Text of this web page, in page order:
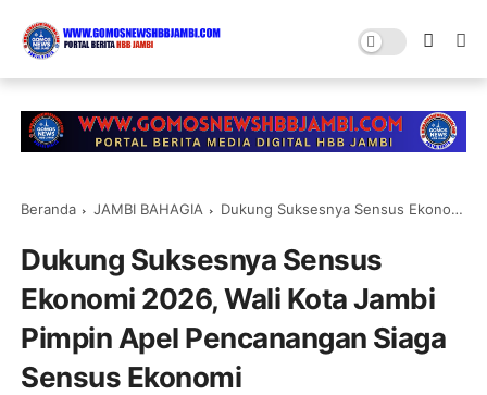
Beranda JAMBI BAHAGIA Dukung Suksesnya Sensus Ekonomi 2026, Wali Kota Jambi Pimpin Apel Pencanangan Siaga Sensus Ekonomi
Dukung Suksesnya Sensus
Ekonomi 2026, Wali Kota Jambi
Pimpin Apel Pencanangan Siaga
Sensus Ekonomi